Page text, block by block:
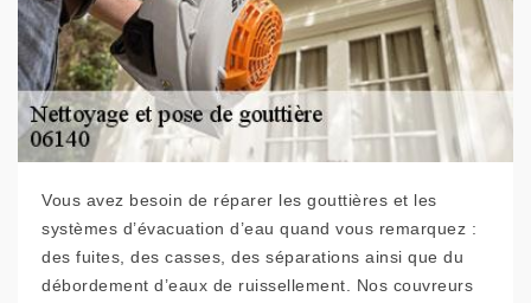
Vous avez besoin de réparer les gouttières et les
systèmes d’évacuation d’eau quand vous remarquez :
des fuites, des casses, des séparations ainsi que du
débordement d’eaux de ruissellement. Nos couvreurs